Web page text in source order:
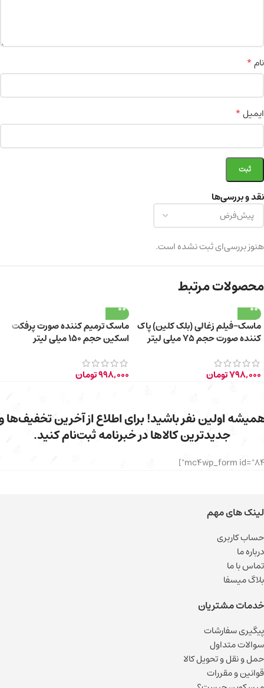
نقد و بررسی‌ها
هنوز بررسی‌ای ثبت نشده است.
نام*
ایمیل*
محصولات مرتبط
ماسک-فیلم زغالی (بلک کلین) پاک
کننده صورت حجم ۷۵ میلی لیتر
798,000تومان
ماسک ترمیم کننده صورت پرفکت
اسکین حجم ۱۵۰ میلی لیتر
998,000تومان
اولین نفر باشید! برای اطلاع از آخرین تخفیف‌ها
جدیدترین کالاها در خبرنامه ثبت‌نام کنید.
لینک های مهم
حساب کاربری
درباره ما
تماس با ما
بلاگ میسفا
خدمات مشتریان
پیگیری سفارشات
سوالات متداول
حمل و نقل و تحویل کالا
قوانین و مقررات